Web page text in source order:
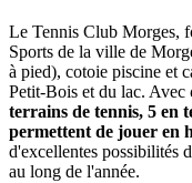
Le Tennis Club Morges,
Sports de la ville de
à pied), cotoie piscine et
Petit-Bois et du lac. Avec
terrains de tennis, 5 en
permettent de jouer en
d'excellentes possibilités
au long de l'année.